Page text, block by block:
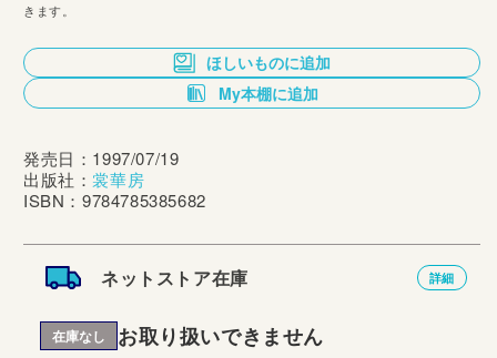
きます。
ほしいものに追加
My本棚に追加
発売日：1997/07/19
出版社：裳華房
ISBN：9784785385682
ネットストア在庫 詳細
在庫なし お取り扱いできません